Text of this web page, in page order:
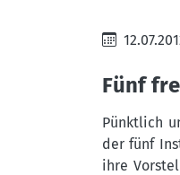
Fünf
Pünktlich
der fünf
ihre